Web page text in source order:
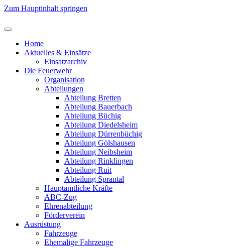
Zum Hauptinhalt springen
Home
Aktuelles & Einsätze
Einsatzarchiv
Die Feuerwehr
Organisation
Abteilungen
Abteilung Bretten
Abteilung Bauerbach
Abteilung Büchig
Abteilung Diedelsheim
Abteilung Dürrenbüchig
Abteilung Gölshausen
Abteilung Neibsheim
Abteilung Rinklingen
Abteilung Ruit
Abteilung Sprantal
Hauptamtliche Kräfte
ABC-Zug
Ehrenabteilung
Förderverein
Ausrüstung
Fahrzeuge
Ehemalige Fahrzeuge